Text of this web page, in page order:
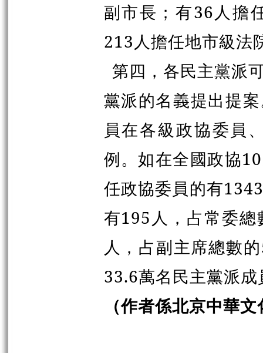
副市長；有36人擔
213人擔任地市級法
第四，各民主黨派
黨派的名義提出提
員在各級政協委員
例。如在全國政協
任政協委員的有
有195人，占常委
人，占副主席總數
33.6萬名民主黨派
（作者係北京中華